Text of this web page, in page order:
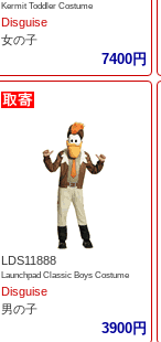
Kermit Toddler Costume
Disguise
女の子
7400円
LDS11888
Launchpad Classic Boys Costume
Disguise
男の子
3900円